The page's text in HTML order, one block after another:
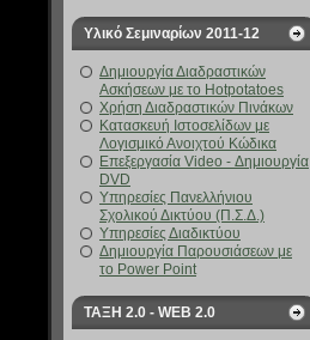
Υλικό Σεμιναρίων 2011-12
Δημιουργία Διαδραστικών
Ασκήσεων με το Hotpotatoes
Χρήση Διαδραστικών Πινάκων
Κατασκευή Ιστοσελίδων με
Λογισμικό Ανοιχτού Κώδικα
Επεξεργασία Video - Δημιουργία
DVD
Υπηρεσίες Πανελλήνιου
Σχολικού Δικτύου (Π.Σ.Δ.)
Υπηρεσίες Διαδικτύου
Δημιουργία Παρουσιάσεων με
το Power Point
ΤΑΞΗ 2.0 - WEB 2.0